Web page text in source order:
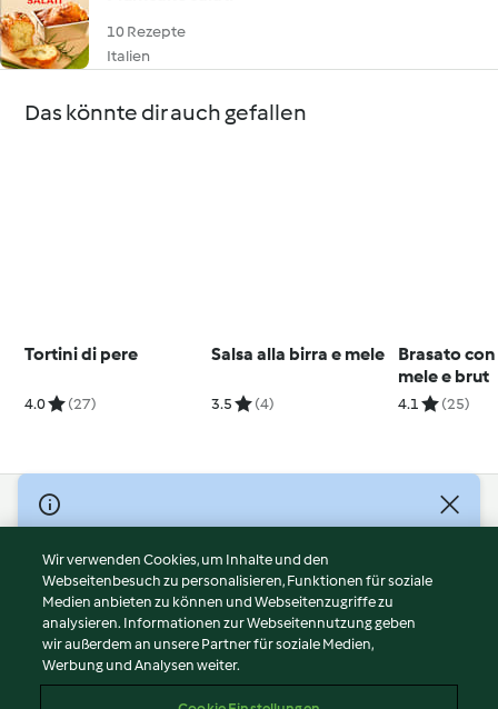
10 Rezepte
Italien
Das könnte dir auch gefallen
Tortini di pere
4.0 (27)
Salsa alla birra e mele
3.5 (4)
Brasato
mele e brut
4.1 (25)
© Copyright 2026
Nutzungsbedingungen
Datenschutzrichtlinien
Disclaimer
Impressum
Cookies
Wir verwenden Cookies, um Inhalte und den
Webseitenbesuch zu personalisieren, Funktionen für soziale
Medien anbieten zu können und Webseitenzugriffe zu
analysieren. Informationen zur Webseitennutzung geben
wir außerdem an unsere Partner für soziale Medien,
Werbung und Analysen weiter.